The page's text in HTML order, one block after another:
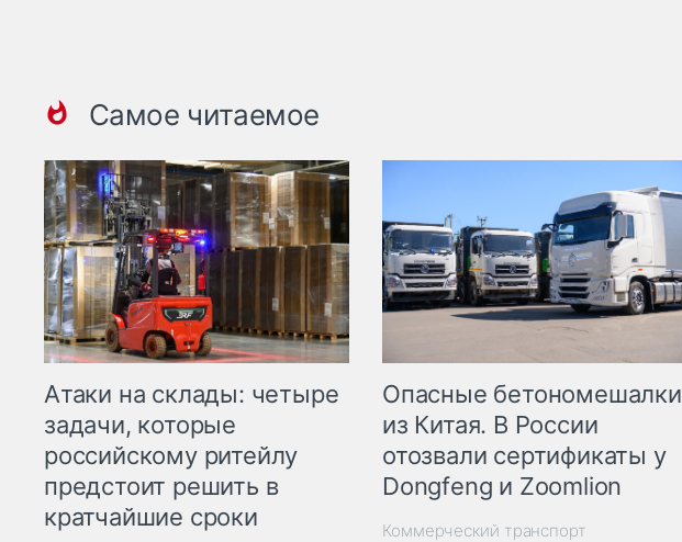
Самое читаемое
Атаки на склады: четыре
задачи, которые
российскому ритейлу
предстоит решить в
кратчайшие сроки
Опасные бетономешалки
из Китая. В России
отозвали сертификаты у
Dongfeng и Zoomlion
Коммерческий транспорт